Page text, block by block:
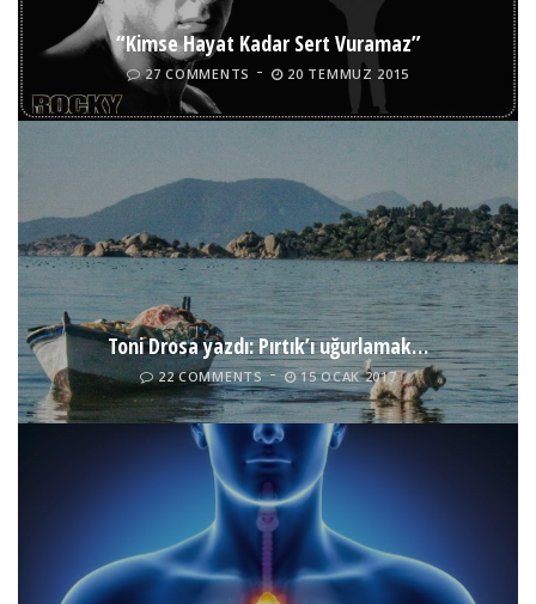
“Kimse Hayat Kadar Sert Vuramaz”
27 COMMENTS 20 TEMMUZ 2015
Toni Drosa yazdı: Pırtık’ı uğurlamak…
22 COMMENTS 15 OCAK 2017